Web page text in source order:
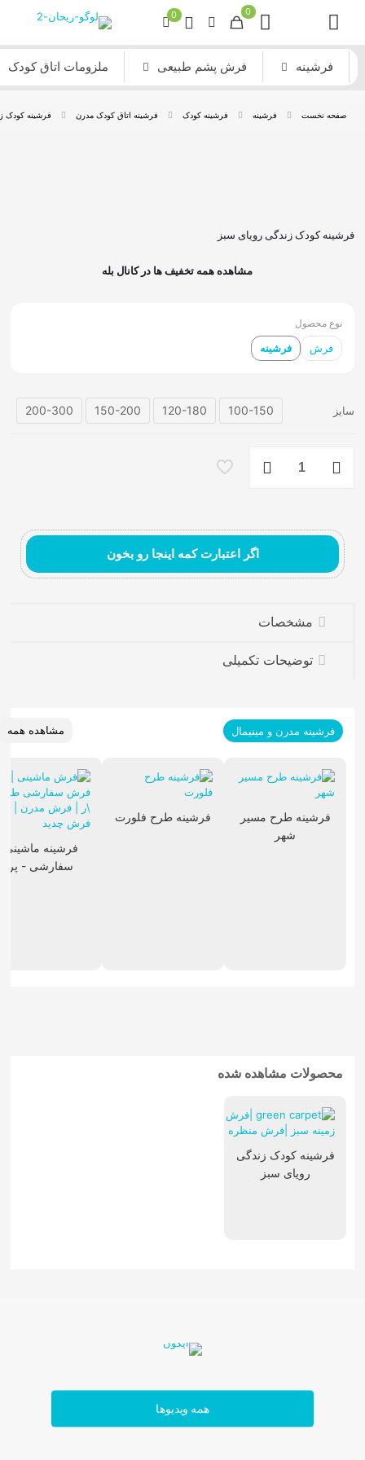
0
0
فرشینه فرش پشم طبیعی ملزومات اتاق کودک
صفحه نخست فرشینه فرشینه کودک فرشینه اتاق کودک مدرن فرشینه کودک
فرشینه کودک زندگی رویای سبز
مشاهده همه تخفیف ها در کانال بله
نوع محصول
فرش فرشینه
سایز 100-150
120-180
150-200
200-300
عدد
اگر اعتبارت کمه اینجا رو بخون
مشخصات
توضیحات تکمیلی
فرشینه مدرن و مینیمال مشاهده همه
فرشینه طرح مسیر
شهر
فرشینه طرح فلورت
فرشینه ماشینی
سفارشی - پر
محصولات مشاهده شده
فرشینه کودک زندگی
رویای سبز
همه ویدیوها
فرش ماشینی مدرن